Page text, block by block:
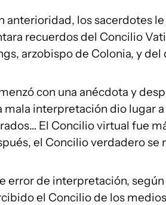
anterioridad, los sacerdotes
recuerdos del Concilio
arzobispo de Colonia, y
con una anécdota y
mala interpretación dio lugar
El Concilio virtual fue
el Concilio verdadero se
error de interpretación,
el Concilio de los